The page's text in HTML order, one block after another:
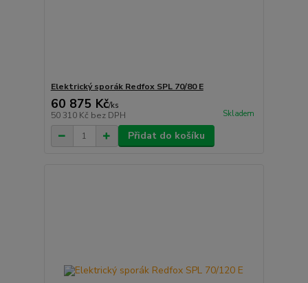
Elektrický sporák Redfox SPL 70/80 E
60 875 Kč/ks
50 310 Kč bez DPH Skladem
Přidat do košíku